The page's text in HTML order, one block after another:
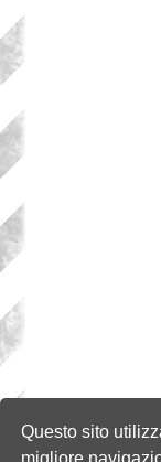
Questo sito
migliore